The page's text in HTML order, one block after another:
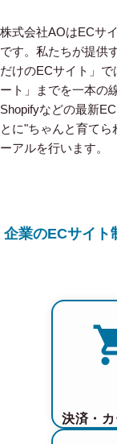
株式会社AOはECサ
です。私たちが提供
だけのECサイト」
ート」までを一本の
Shopifyなどの最新
とに"ちゃんと育てら
ーアルを行います。
企業のECサイト
決済・